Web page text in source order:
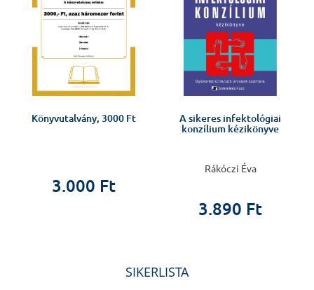
Könyvutalvány, 3000 Ft
3.000 Ft
A sikeres infektológiai
konzílium kézikönyve
Rákóczi Éva
3.890 Ft
SIKERLISTA